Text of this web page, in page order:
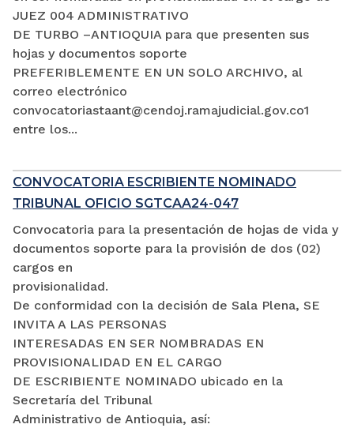
JUEZ 004 ADMINISTRATIVO
DE TURBO –ANTIOQUIA para que presenten sus
hojas y documentos soporte
PREFERIBLEMENTE EN UN SOLO ARCHIVO, al
correo electrónico
convocatoriastaant@cendoj.ramajudicial.gov.co1
entre los...
CONVOCATORIA ESCRIBIENTE NOMINADO
TRIBUNAL OFICIO SGTCAA24-047
Convocatoria para la presentación de hojas de vida y
documentos soporte para la provisión de dos (02)
cargos en
provisionalidad.
De conformidad con la decisión de Sala Plena, SE
INVITA A LAS PERSONAS
INTERESADAS EN SER NOMBRADAS EN
PROVISIONALIDAD EN EL CARGO
DE ESCRIBIENTE NOMINADO ubicado en la
Secretaría del Tribunal
Administrativo de Antioquia, así: